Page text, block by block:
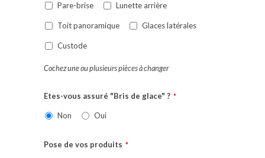
Pare-brise Lunette arrière
Toit panoramique Glaces latérales
Custode
Cochez une ou plusieurs pièces à changer
Etes-vous assuré "Bris de glace" ? *
Non Oui
Pose de vos produits *